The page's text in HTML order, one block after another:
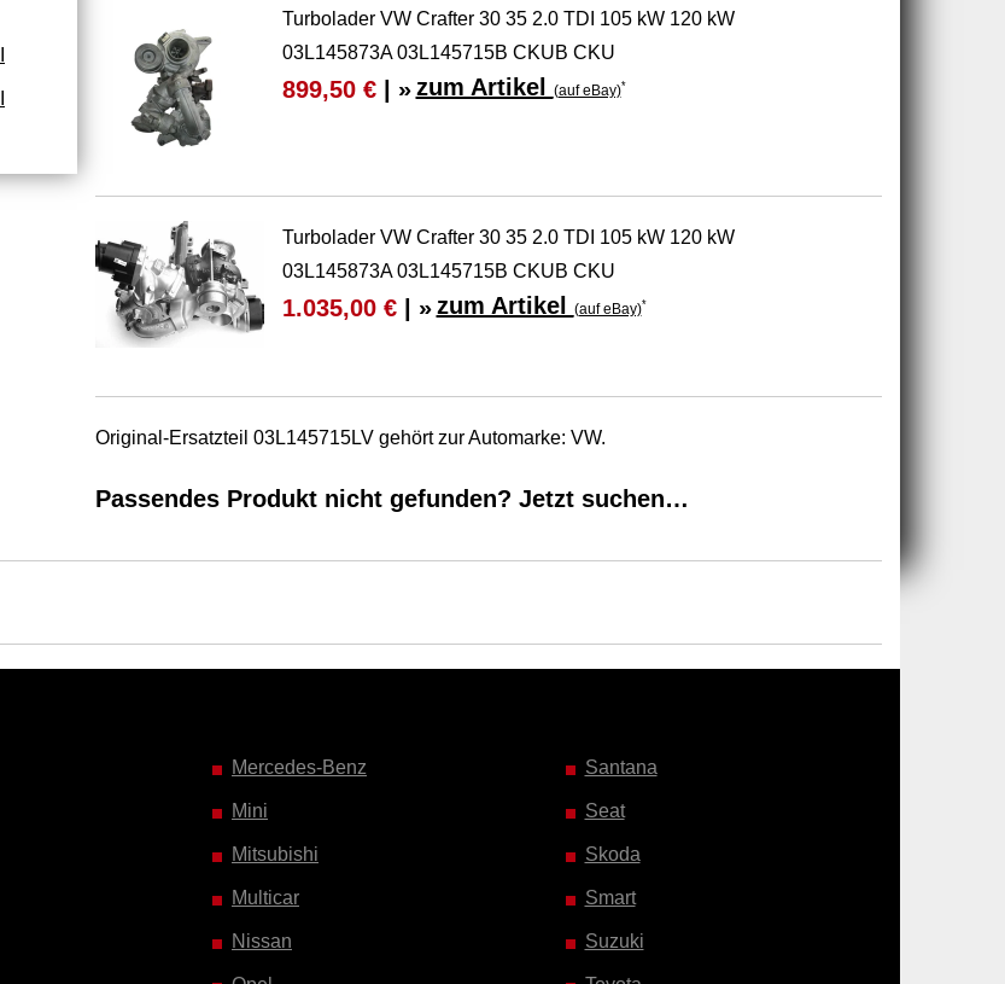
Turbolader VW Crafter 30 35 2.0 TDI 105 kW 120 kW
03L145873A 03L145715B CKUB CKU
899,50 €| » zum Artikel (auf eBay)*
Turbolader VW Crafter 30 35 2.0 TDI 105 kW 120 kW
03L145873A 03L145715B CKUB CKU
1.035,00 €| » zum Artikel (auf eBay)*
Original-Ersatzteil 03L145715LV gehört zur Automarke: VW.
Passendes Produkt nicht gefunden? Jetzt suchen…
Mercedes-Benz
Mini
Mitsubishi
Multicar
Nissan
Santana
Seat
Skoda
Smart
Suzuki